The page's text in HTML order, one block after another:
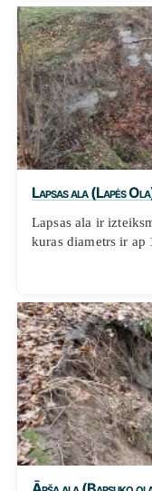
Lapsas ala (Lapės
Lapsas ala ir
kuras diametrs ir ap